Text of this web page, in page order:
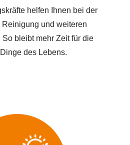
helfen Ihnen bei der
und weiteren
bleibt mehr Zeit für die
des Lebens.